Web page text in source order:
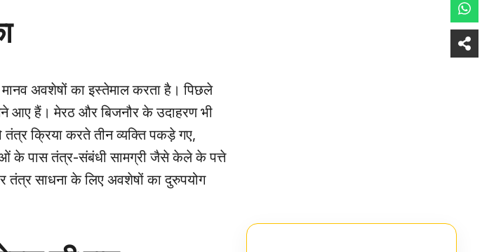
मानव अवशेषों का इस्तेमाल करता है। पिछले
आए हैं। मेरठ और बिजनौर के उदाहरण भी
क्रिया करते तीन व्यक्ति पकड़े गए,
के पास तंत्र-संबंधी सामग्री जैसे केले के पत्ते
तंत्र साधना के लिए अवशेषों का दुरुपयोग